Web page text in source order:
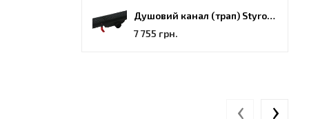
Душовий канал (трап) Styron, решітка Гармонія, 70 (STY-H-70-FF)
7 755 грн.
‹ ›